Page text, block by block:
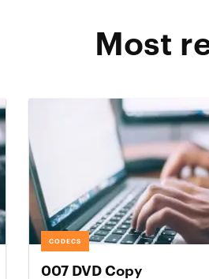
Most
CODECS
007 DVD Copy